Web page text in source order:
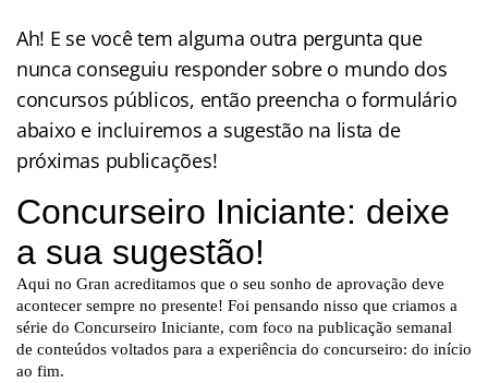
Ah! E se você tem alguma outra pergunta que
nunca conseguiu responder sobre o mundo dos
concursos públicos, então preencha o formulário
abaixo e incluiremos a sugestão na lista de
próximas publicações!